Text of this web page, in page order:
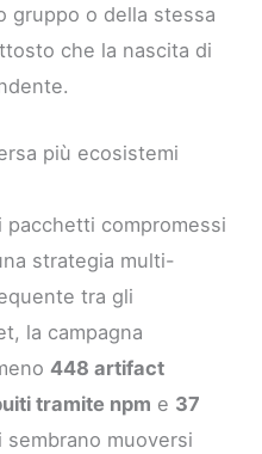
gruppo o della stessa
che la nascita di
più ecosistemi
pacchetti compromessi
strategia multi-
tra gli
la campagna
448 artifact
tramite npm e 37
sembrano muoversi